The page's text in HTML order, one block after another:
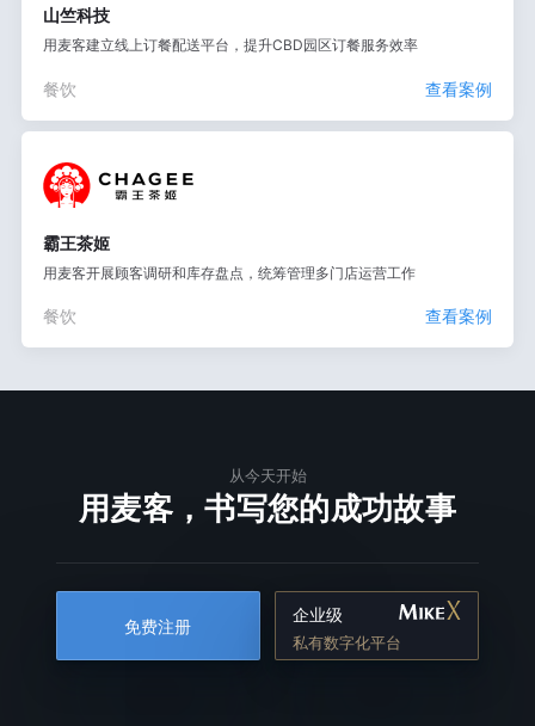
山竺科技
用麦客建立线上订餐配送平台，提升CBD园区订餐服务效率
餐饮 查看案例
霸王茶姬
用麦客开展顾客调研和库存盘点，统筹管理多门店运营工作
餐饮 查看案例
从今天开始
用麦客，书写您的成功故事
免费注册
企业级
私有数字化平台